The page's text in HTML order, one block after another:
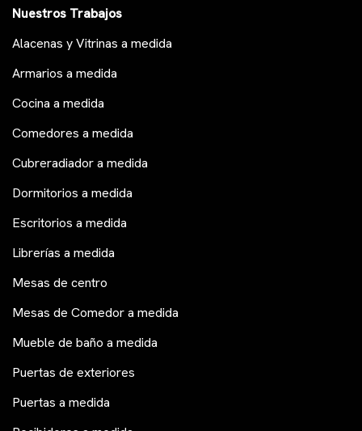
Nuestros Trabajos
Alacenas y Vitrinas a medida
Armarios a medida
Cocina a medida
Comedores a medida
Cubreradiador a medida
Dormitorios a medida
Escritorios a medida
Librerías a medida
Mesas de centro
Mesas de Comedor a medida
Mueble de baño a medida
Puertas de exteriores
Puertas a medida